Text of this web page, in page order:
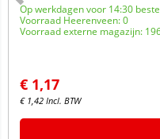
Op werkdagen voor 14:30
Voorraad Heerenveen: 0
Voorraad externe magazijn:
€ 1,17
€ 1,42 Incl. BTW